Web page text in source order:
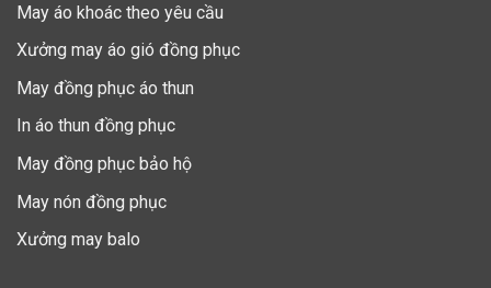
May áo khoác theo yêu cầu
Xưởng may áo gió đồng phục
May đồng phục áo thun
In áo thun đồng phục
May đồng phục bảo hộ
May nón đồng phục
Xưởng may balo